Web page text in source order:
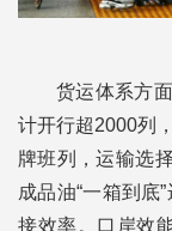
货运体系方
计开行超2000列
牌班列，运输选
成品油“一箱到底
接效率。口岸效